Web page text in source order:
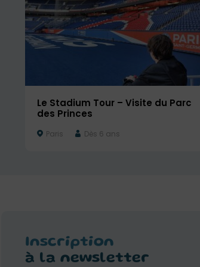
Le Stadium Tour – Visite du Parc
des Princes
Paris Dès 6 ans
Inscription
à la newsletter